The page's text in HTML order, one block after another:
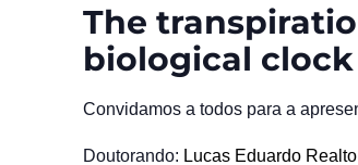
The
biological
Convidamos a todos para a
Doutorando: Lucas Eduardo